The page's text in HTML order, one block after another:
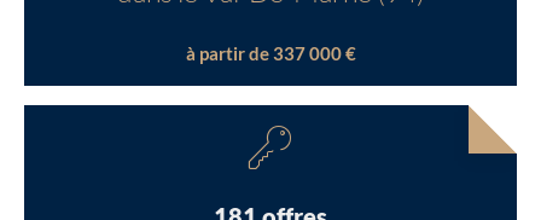
à partir de 337 000 €